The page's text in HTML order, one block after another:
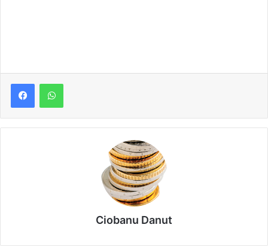
Ciobanu Danut